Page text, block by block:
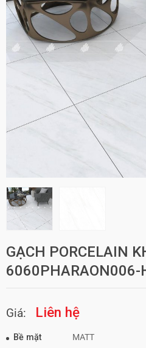
GẠCH PORCELAIN
6060PHARAON006-
Giá: Liên hệ
Bề mặt
MATT